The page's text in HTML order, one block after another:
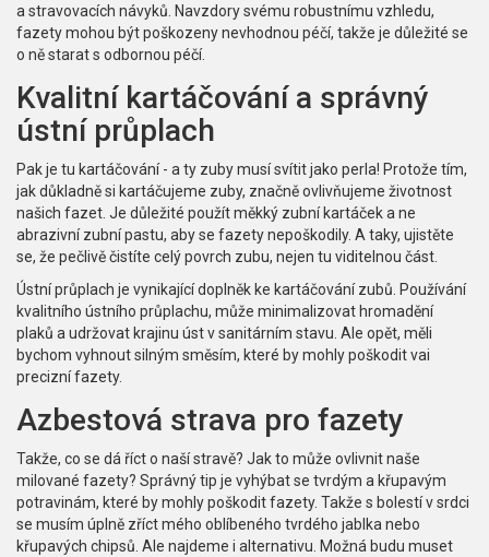
a stravovacích návyků. Navzdory svému robustnímu vzhledu,
fazety mohou být poškozeny nevhodnou péčí, takže je důležité se
o ně starat s odbornou péčí.
Kvalitní kartáčování a správný
ústní průplach
Pak je tu kartáčování - a ty zuby musí svítit jako perla! Protože tím,
jak důkladně si kartáčujeme zuby, značně ovlivňujeme životnost
našich fazet. Je důležité použít měkký zubní kartáček a ne
abrazivní zubní pastu, aby se fazety nepoškodily. A taky, ujistěte
se, že pečlivě čistíte celý povrch zubu, nejen tu viditelnou část.
Ústní průplach je vynikající doplněk ke kartáčování zubů. Používání
kvalitního ústního průplachu, může minimalizovat hromadění
plaků a udržovat krajinu úst v sanitárním stavu. Ale opět, měli
bychom vyhnout silným směsím, které by mohly poškodit vai
precizní fazety.
Azbestová strava pro fazety
Takže, co se dá říct o naší stravě? Jak to může ovlivnit naše
milované fazety? Správný tip je vyhýbat se tvrdým a křupavým
potravinám, které by mohly poškodit fazety. Takže s bolestí v srdci
se musím úplně zříct mého oblíbeného tvrdého jablka nebo
křupavých chipsů. Ale najdeme i alternativu. Možná budu muset